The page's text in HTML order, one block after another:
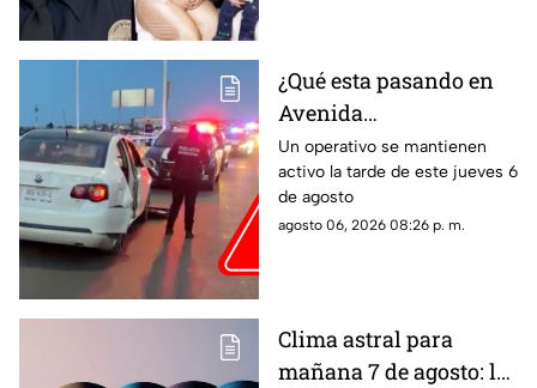
familiar
¿Qué esta pasando en
Avenida
Aguascalientes?
Reportan persecución y
accidente vehicular
Un operativo se mantienen
activo la tarde de este jueves 6
de agosto
agosto 06, 2026 08:26 p. m.
Clima astral para
mañana 7 de agosto: la